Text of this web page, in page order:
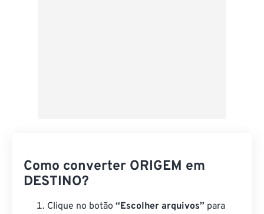
Como converter ORIGEM em
DESTINO?
Clique no botão “Escolher arquivos” para